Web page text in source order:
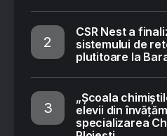
CSR Nest a
sistemului de
plutitoare la
„Școala
elevii din
specializarea